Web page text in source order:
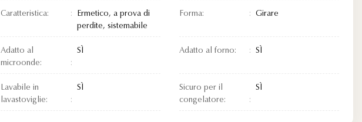
Caratteristica:
Ermetico, a prova di
perdite, sistemabile
Forma: Girare
Adatto al
microonde:
SÌ Adatto al forno: SÌ
Lavabile in
lavastoviglie:
SÌ
Sicuro per il
congelatore:
SÌ